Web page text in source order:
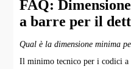
FAQ:
a barre per il
Qual è la dimensione minima
Il minimo tecnico per i codici